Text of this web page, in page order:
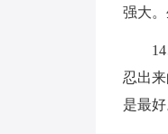
强大
忍出
是最好